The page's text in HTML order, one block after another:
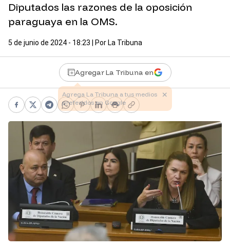
Diputados las razones de la oposición
paraguaya en la OMS.
5 de junio de 2024 - 18:23 | Por La Tribuna
Agregar La Tribuna en
Facebook
X Telegram
WhatsApp
Pinterest
LinkedIn
PrintCopy link